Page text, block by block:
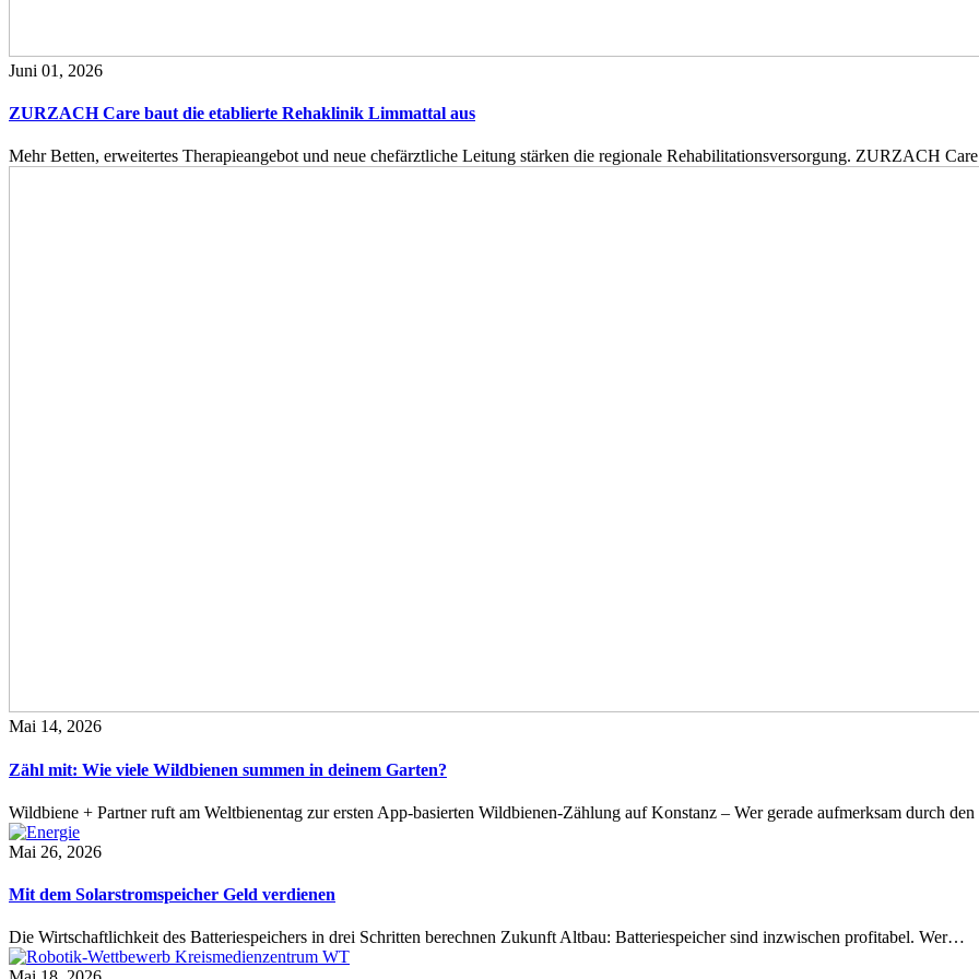
Juni 01, 2026
ZURZACH Care baut die etablierte Rehaklinik Limmattal aus
Mehr Betten, erweitertes Therapieangebot und neue chefärztliche Leitung stärken die regionale Rehabilitationsversorgung. ZURZACH
Mai 14, 2026
Zähl mit: Wie viele Wildbienen summen in deinem Garten?
Wildbiene + Partner ruft am Weltbienentag zur ersten App-basierten Wildbienen-Zählung auf Konstanz – Wer gerade aufmerksam durch
Mai 26, 2026
Mit dem Solarstromspeicher Geld verdienen
Die Wirtschaftlichkeit des Batteriespeichers in drei Schritten berechnen Zukunft Altbau: Batteriespeicher sind inzwischen profitabel. Wer…